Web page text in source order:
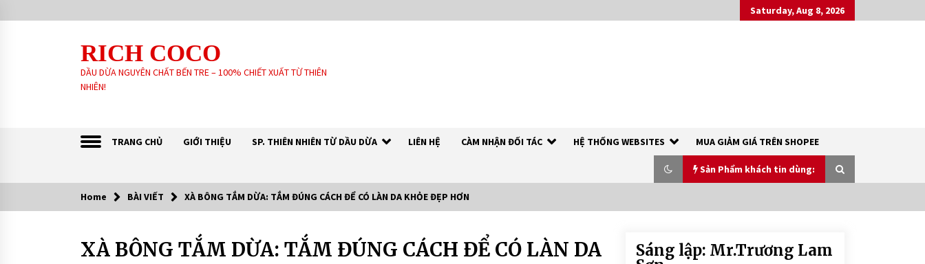
to
Saturday, Aug 8, 2026
RICH COCO
DẦU DỪA NGUYÊN CHẤT BẾN TRE – 100% CHIẾT XUẤT TỪ THIÊN
NHIÊN!
TRANG CHỦ GIỚI THIỆU SP. THIÊN NHIÊN TỪ DẦU DỪA LIÊN HỆ CÀM NHẬN ĐỐI TÁC HỆ THỐNG WEBSITES MUA GIẢM GIÁ TRÊN SHOPEE
Sản Phẩm khách tin dùng:
Sản Phẩm khách tin dùng:
GIA CÔNG SẢN XUẤT SOAP XÀ
PHÒNG SINH DƯỢC – HANDMADE –
DẦU DỪA NGUYÊN CHẤT – RICH
COCO
XÀ PHÒNG SINH DƯỢC THIÊN NHIÊN
– RICH COCO SOAP
Home BÀI VIẾT XÀ BÔNG TẮM DỪA: TẮM ĐÚNG CÁCH ĐỂ CÓ LÀN DA KHỎE ĐẸP HƠN
BÀI
VIẾT
XÀ BÔNG TẮM DỪA: TẮM ĐÚNG CÁCH ĐỂ CÓ LÀN DA
Sáng lập: Mr.Trương Lam